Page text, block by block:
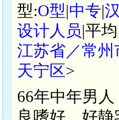
型:O型|中专|
设计人员|平
江苏省／常州
天宁区>
66年中年男
良嗜好，好